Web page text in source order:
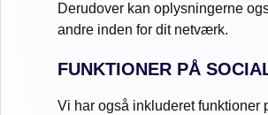
Derudover kan oplysningerne
andre inden for dit netværk.
FUNKTIONER PÅ
Vi har også inkluderet funktioner